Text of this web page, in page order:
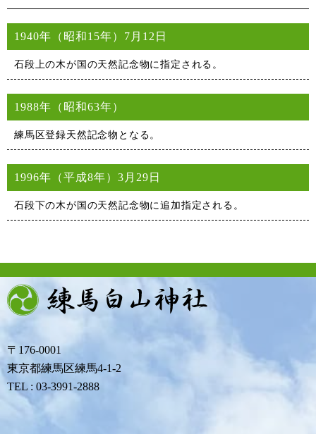
1940年（昭和15年） 7月12日
石段上の木が国の天然記念物に指定される。
1988年（昭和63年）
練馬区登録天然記念物となる。
1996年（平成8年） 3月29日
石段下の木が国の天然記念物に追加指定される。
〒176-0001
東京都練馬区練馬4-1-2
TEL : 03-3991-2888